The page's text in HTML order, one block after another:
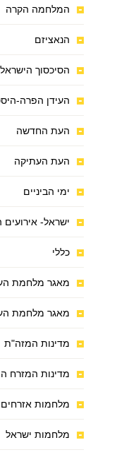
המלחמה הקרה
הנאציזם
הסיכסוך
העידן הפרה-
העת החדשה
העת העתיקה
ימי הביניים
ישראל- אירועים
כללי
מאגר מלחמת
מאגר מלחמת
מדינות המזה"ת
מדינות המזרח
מלחמות אזרחים
מלחמות ישראל